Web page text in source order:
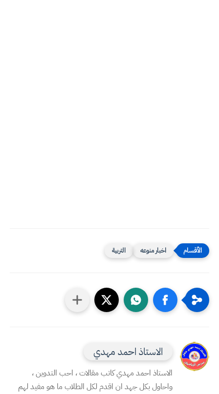
اخبار منوعه التربية
الاستاذ احمد مهدي
الاستاذ احمد مهدي كاتب مقالات ، احب التدوين ،
واحاول بكل جهد ان اقدم لكل الطلاب ما هو مفيد لهم